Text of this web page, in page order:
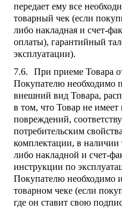
передает ему все
товарный чек (если
либо накладная и счет-
оплаты), гарантийный
эксплуатации).
При приеме Товара
Покупателю необходимо
внешний вид Товара,
в том, что Товар не
повреждений,
потребительским
комплектации, в наличии
либо накладной и счет-
инструкции по
Покупателю необходимо
товарном чеке (если
где он ставит свою